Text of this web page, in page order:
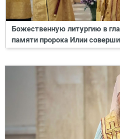
Божественную литургию в
памяти пророка Илии